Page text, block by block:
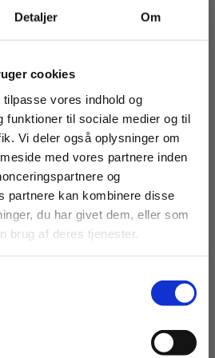
Detaljer Om
cookies
vores indhold og
funktioner til sociale medier og til
Vi deler også oplysninger om
med vores partnere inden
og
partnere kan kombinere disse
du har givet dem, eller som
brug af deres tjenester.
Fra
169,00 KR.
find masterclasses mm.
som:
For institutioner og
virksomheder. Du
får vist priser ekskl.